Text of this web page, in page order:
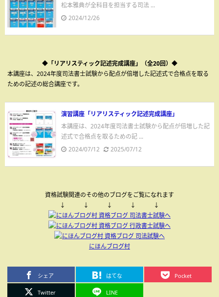
松本雅典が全科目を担当する司法 ...
2024/12/26
◆「リアリスティック記述完成講座」（全20回）◆
本講座は、2024年度司法書士試験から配点が倍増した記述式で合格点を取る
ための記述の総合講座です。
演習講座「リアリスティック記述完成講座」
本講座は、2024年度司法書士試験から配点が倍増した記
述式で合格点を取るための記 ...
2024/07/12
2025/07/12
資格試験関連のその他のブログをご覧になれます
↓ ↓ ↓ ↓ ↓
にほんブログ村
シェア はてな Pocket
Twitter LINE